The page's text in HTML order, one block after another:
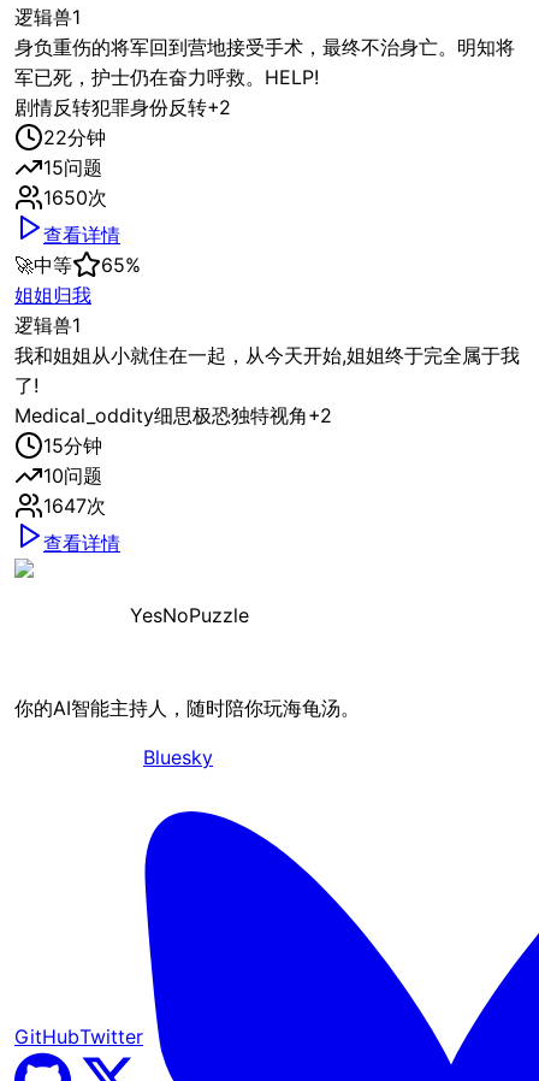
逻辑兽1
身负重伤的将军回到营地接受手术，最终不治身亡。明知将
军已死，护士仍在奋力呼救。HELP!
剧情反转犯罪身份反转+2
22分钟
15问题
1650次
查看详情
🚀中等 65%
姐姐归我
逻辑兽1
我和姐姐从小就住在一起，从今天开始,姐姐终于完全属于我
了!
Medical_oddity细思极恐独特视角+2
15分钟
10问题
1647次
查看详情
YesNoPuzzle
你的AI智能主持人，随时陪你玩海龟汤。
GitHubTwitter
Bluesky